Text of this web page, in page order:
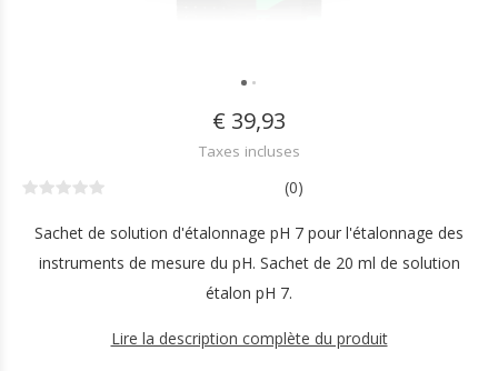
€ 39,93
Taxes incluses
(0)
Sachet de solution d'étalonnage pH 7 pour l'étalonnage des
instruments de mesure du pH. Sachet de 20 ml de solution
étalon pH 7.
Lire la description complète du produit